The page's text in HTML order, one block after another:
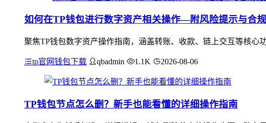
如何在TP钱包进行数字资产相关操作—附风险提示与合
聚焦TP钱包数字资产操作指南，涵盖转账、收款、链上交互等核
tp官网钱包下载 qbadmin 1.1K 2026-08-06
TP钱包节点怎么删？新手也能看懂的详细操作指南